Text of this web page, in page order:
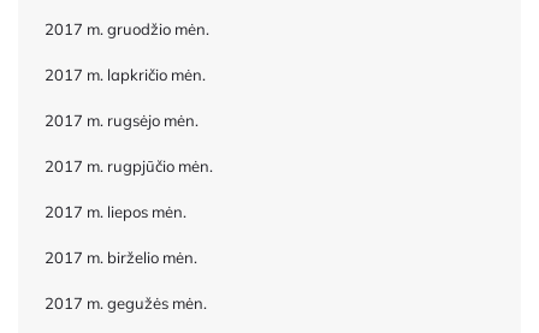
2017 m. gruodžio mėn.
2017 m. lapkričio mėn.
2017 m. rugsėjo mėn.
2017 m. rugpjūčio mėn.
2017 m. liepos mėn.
2017 m. birželio mėn.
2017 m. gegužės mėn.